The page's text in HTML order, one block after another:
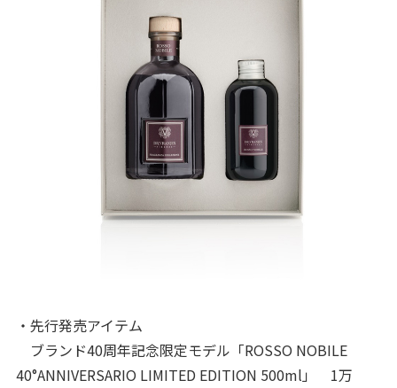
・先行発売アイテム
ブランド40周年記念限定モデル「ROSSO NOBILE
40°ANNIVERSARIO LIMITED EDITION 500ml」 1万